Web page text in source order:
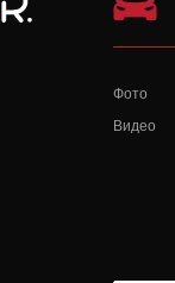
Фото
Видео